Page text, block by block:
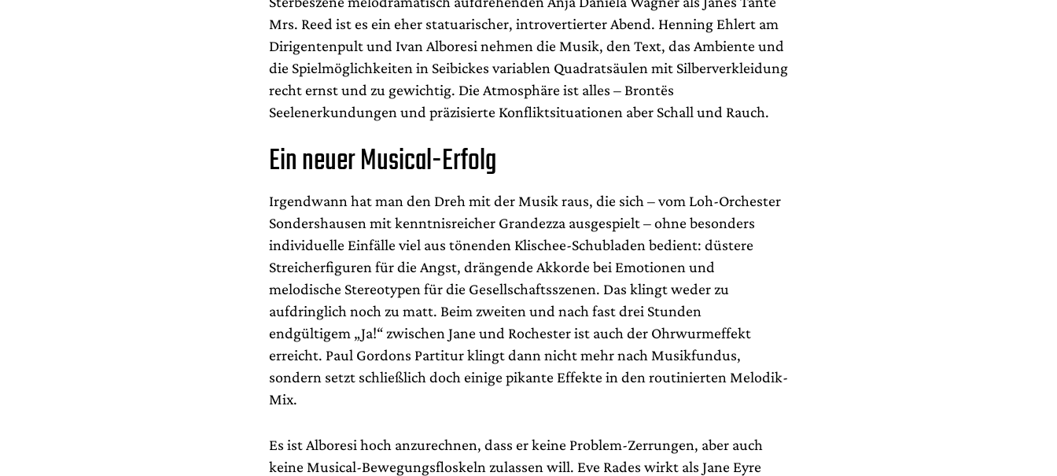
Mrs. Reed ist es ein eher statuarischer, introvertierter Abend. Henning Ehlert am
Dirigentenpult und Ivan Alboresi nehmen die Musik, den Text, das Ambiente und
die Spielmöglichkeiten in Seibickes variablen Quadratsäulen mit Silberverkleidung
recht ernst und zu gewichtig. Die Atmosphäre ist alles – Brontës
Seelenerkundungen und präzisierte Konfliktsituationen aber Schall und Rauch.
Ein neuer Musical-Erfolg
Irgendwann hat man den Dreh mit der Musik raus, die sich – vom Loh-Orchester
Sondershausen mit kenntnisreicher Grandezza ausgespielt – ohne besonders
individuelle Einfälle viel aus tönenden Klischee-Schubladen bedient: düstere
Streicherfiguren für die Angst, drängende Akkorde bei Emotionen und
melodische Stereotypen für die Gesellschaftsszenen. Das klingt weder zu
aufdringlich noch zu matt. Beim zweiten und nach fast drei Stunden
endgültigem „Ja!“ zwischen Jane und Rochester ist auch der Ohrwurmeffekt
erreicht. Paul Gordons Partitur klingt dann nicht mehr nach Musikfundus,
sondern setzt schließlich doch einige pikante Effekte in den routinierten Melodik-
Mix.
Es ist Alboresi hoch anzurechnen, dass er keine Problem-Zerrungen, aber auch
keine Musical-Bewegungsfloskeln zulassen will. Eve Rades wirkt als Jane Eyre